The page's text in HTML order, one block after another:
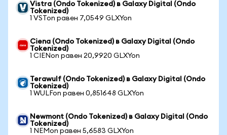
Vistra (Ondo Tokenized) в Galaxy Digital (Ondo
Tokenized)
1 VSTon равен 7,0549 GLXYon
Ciena (Ondo Tokenized) в Galaxy Digital (Ondo
Tokenized)
1 CIENon равен 20,9920 GLXYon
Terawulf (Ondo Tokenized) в Galaxy Digital (Ondo
Tokenized)
1 WULFon равен 0,851648 GLXYon
Newmont (Ondo Tokenized) в Galaxy Digital (Ondo
Tokenized)
1 NEMon равен 5,6583 GLXYon